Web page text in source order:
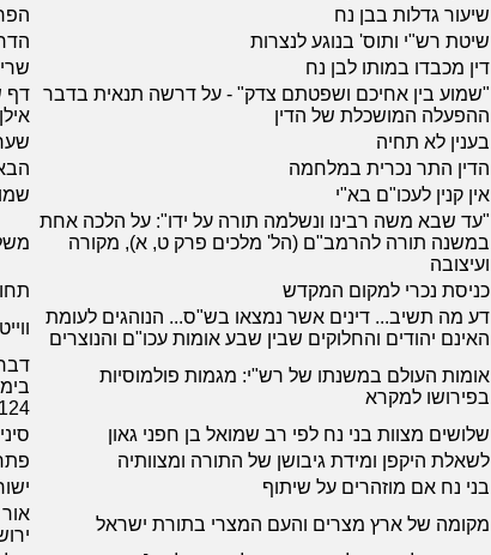
שיעור גדלות בבן נח
שיטת רש"י ותוס' בנוגע לנצרות
דין מכבדו במותו לבן נח
"שמוע בין אחיכם ושפטתם צדק" - על דרשה תנאית בדבר
ההפעלה המושכלת של הדין
דף
אילן גל'
בענין לא תחיה
הדין התר נכרית במלחמה
אין קנין לעכו"ם בא"י
"עד שבא משה רבינו ונשלמה תורה על ידו": על הלכה אחת
במשנה תורה להרמב"ם (הל' מלכים פרק ט, א), מקורה
ועיצובה
כניסת נכרי למקום המקדש
דע מה תשיב... דינים אשר נמצאו בש"ס... הנוהגים לעומת
האינם יהודים והחלוקים שבין שבע אומות עכו"ם והנוצרים
אומות העולם במשנתו של רש"י: מגמות פולמוסיות
בפירושו למקרא
שלושים מצוות בני נח לפי רב שמואל בן חפני גאון
לשאלת היקפן ומידת גיבושן של התורה ומצוותיה
בני נח אם מוזהרים על שיתוף
מקומה של ארץ מצרים והעם המצרי בתורת ישראל